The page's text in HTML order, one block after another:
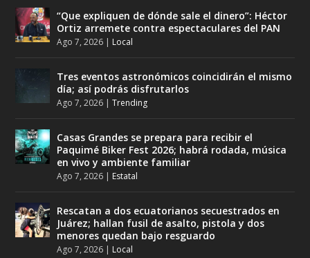
“Que expliquen de dónde sale el dinero”: Héctor
Ortiz arremete contra espectaculares del PAN
Ago 7, 2026 | Local
Tres eventos astronómicos coincidirán el mismo
día; así podrás disfrutarlos
Ago 7, 2026 |Trending
Casas Grandes se prepara para recibir el
Paquimé Biker Fest 2026; habrá rodada, música
en vivo y ambiente familiar
Ago 7, 2026 | Estatal
Rescatan a dos ecuatorianos secuestrados en
Juárez; hallan fusil de asalto, pistola y dos
menores quedan bajo resguardo
Ago 7, 2026 | Local